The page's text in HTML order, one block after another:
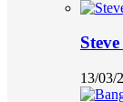
13/03/